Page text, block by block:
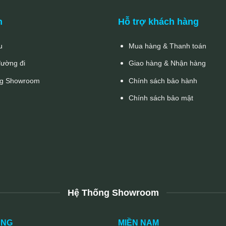
đi
Showroom
Hỗ trợ khách hàng
Mua hàng & Thanh toán
Giao hàng & Nhận hàng
Chính sách bảo hành
Chính sách bảo mật
Hệ Thống Showroom
MIỀN NAM